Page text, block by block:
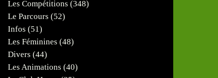
Les Compétitions (348)
Le Parcours (52)
Infos (51)
Les Féminines (48)
Divers (44)
Les Animations (40)